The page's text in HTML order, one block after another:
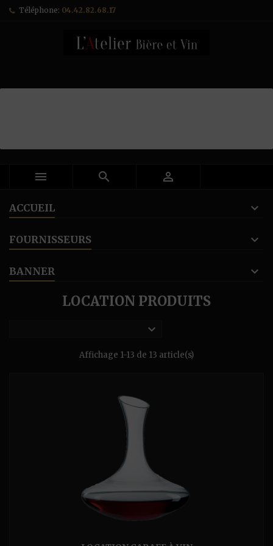
Téléphone: 04.42.82.68.17
  
ACCUEIL
FOURNISSEURS
BANNER
LOCATION PRODUITS

Affichage 1-13 de 13 article(s)